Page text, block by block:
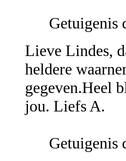
Getuigenis
Lieve Lindes,
heldere
gegeven.Heel
jou. Liefs A.
Getuigenis